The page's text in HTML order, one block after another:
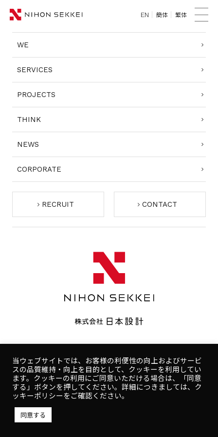
WE
SERVICES
PROJECTS
THINK
NEWS
CORPORATE
EN 簡体 繁体
TOP
WE
SERVICES
PROJECTS
THINK
NEWS
CORPORATE
RECRUIT CONTACT
Copyright © NIHON SEKKEI, INC.
人権ポリシー
健康ポリシー ご利用規約
当ウェブサイトでは、お客様の利便性の向上およびサービ
スの品質維持・向上を目的として、クッキーを利用してい
ます。クッキーの利用にご同意いただける場合は、「同意
する」ボタンを押してください。詳細につきましては、ク
ッキーポリシーをご確認ください。
同意する